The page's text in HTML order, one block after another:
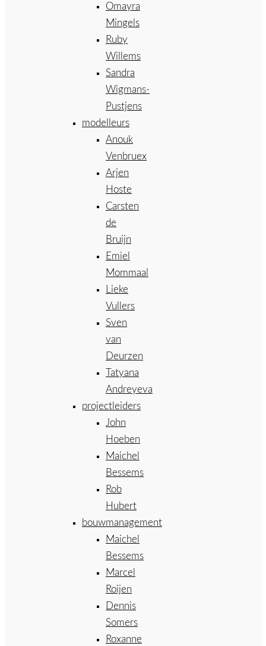
Omayra
Mingels
Ruby
Willems
Sandra
Wigmans-
Pustjens
modelleurs
Anouk
Venbruex
Arjen
Hoste
Carsten
de
Bruijn
Emiel
Mommaal
Lieke
Vullers
Sven
van
Deurzen
Tatyana
Andreyeva
projectleiders
John
Hoeben
Maichel
Bessems
Rob
Hubert
bouwmanagement
Maichel
Bessems
Marcel
Roijen
Dennis
Somers
Roxanne